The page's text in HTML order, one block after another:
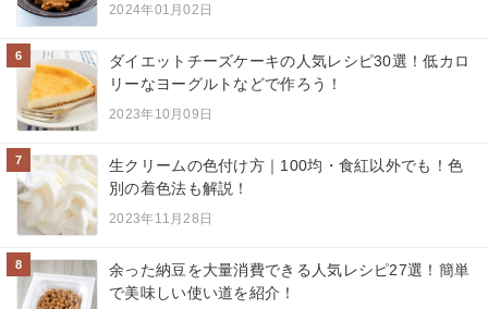
2024年01月02日
6
ダイエットチーズケーキの人気レシピ30選！低カロ
リーなヨーグルトなどで作ろう！
2023年10月09日
7
生クリームの色付け方｜100均・食紅以外でも！色
別の着色法も解説！
2023年11月28日
8
余った納豆を大量消費できる人気レシピ27選！簡単
で美味しい使い道を紹介！